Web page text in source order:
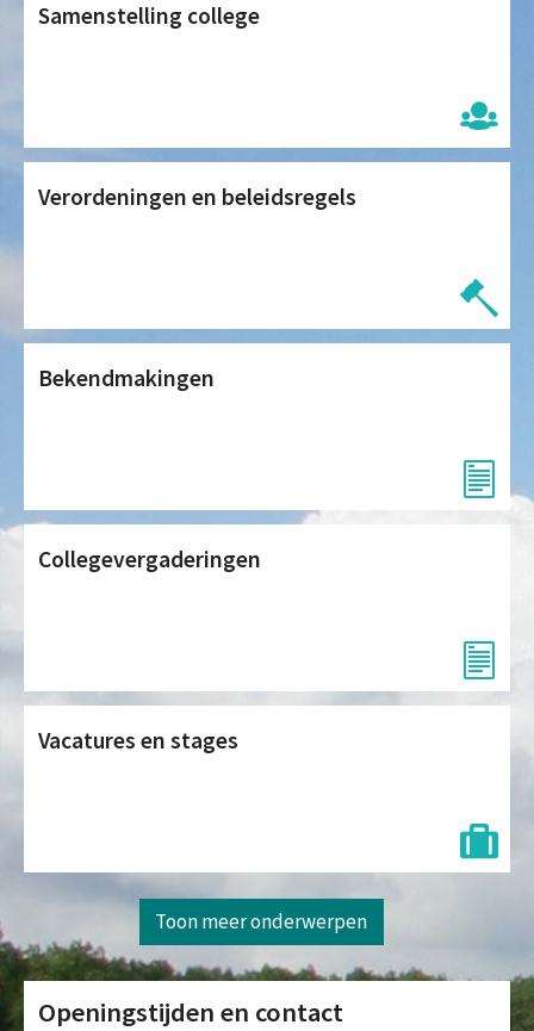
Samenstelling college
Verordeningen en beleidsregels
Bekendmakingen
Collegevergaderingen
Vacatures en stages
Toon meer onderwerpen
Openingstijden en contact